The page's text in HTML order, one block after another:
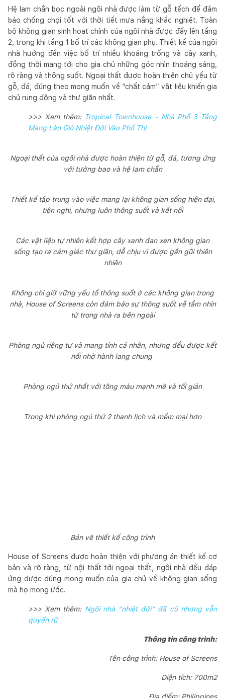
Hệ lam chắn bọc ngoài ngôi nhà được làm từ gỗ tếch để đảm
bảo chống chọi tốt với thời tiết mưa nắng khắc nghiệt. Toàn
bộ không gian sinh hoạt chính của ngôi nhà được đẩy lên tầng
2, trong khi tầng 1 bố trí các không gian phụ. Thiết kế của ngôi
nhà hướng đến việc bố trí nhiều khoảng trống và cây xanh,
đồng thời mang tới cho gia chủ những góc nhìn thoáng sáng,
rõ ràng và thông suốt. Ngoại thất được hoàn thiện chủ yếu từ
gỗ, đá, đúng theo mong muốn về “chất cảm” vật liệu khiến gia
chủ rung động và thư giãn nhất.
>>> Xem thêm: Tropical Townhouse - Nhà Phố 3 Tầng
Mang Làn Gió Nhiệt Đới Vào Phố Thị
Ngoại thất của ngôi nhà được hoàn thiện từ gỗ, đá, tương ứng
với tường bao và hệ lam chắn
Thiết kế tập trung vào việc mang lại không gian sống hiện đại,
tiện nghi, nhưng luôn thông suốt và kết nối
Các vật liệu tự nhiên kết hợp cây xanh đan xen không gian
sống tạo ra cảm giác thư giãn, dễ chịu vì được gần gũi thiên
nhiên
Không chỉ giữ vững yếu tố thông suốt ở các không gian trong
nhà, House of Screens còn đảm bảo sự thông suốt về tầm nhìn
từ trong nhà ra bên ngoài
Phòng ngủ riêng tư và mang tính cá nhân, nhưng đều được kết
nối nhờ hành lang chung
Phòng ngủ thứ nhất với tông màu mạnh mẽ và tối giản
Trong khi phòng ngủ thứ 2 thanh lịch và mềm mại hơn
Bản vẽ thiết kế công trình
House of Screens được hoàn thiện với phương án thiết kế cơ
bản và rõ ràng, từ nội thất tới ngoại thất, ngôi nhà đều đáp
ứng được đúng mong muốn của gia chủ về không gian sống
mà họ mong ước.
>>> Xem thêm: Ngôi nhà “nhiệt đới” đã cũ nhưng vẫn
quyến rũ
Thông tin công trình:
Tên công trình: House of Screens
Diện tích: 700m2